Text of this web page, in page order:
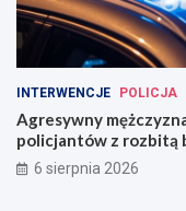
INTERWENCJE POLICJA
Agresywny
policjantów z rozbitą
6 sierpnia 2026